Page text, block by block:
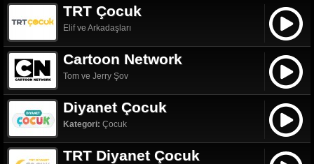
TRT Çocuk
Elif ve Arkadaşları
Cartoon Network
Tom ve Jerry Şov
Diyanet Çocuk
Kategori: Çocuk
TRT Diyanet Çocuk